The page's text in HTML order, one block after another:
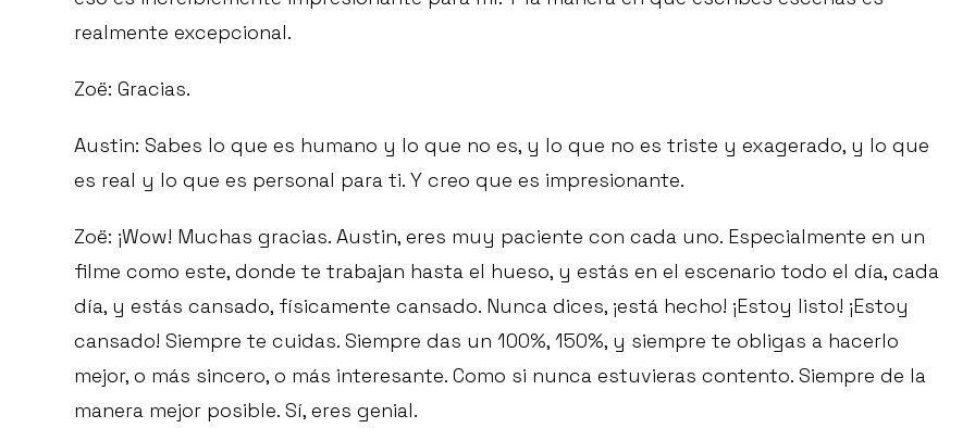
realmente excepcional.
Zoë: Gracias.
Austin: Sabes lo que es humano y lo que no es, y lo que no es triste y exagerado, y lo que
es real y lo que es personal para ti. Y creo que es impresionante.
Zoë: ¡Wow! Muchas gracias. Austin, eres muy paciente con cada uno. Especialmente en un
filme como este, donde te trabajan hasta el hueso, y estás en el escenario todo el día, cada
día, y estás cansado, físicamente cansado. Nunca dices, ¡está hecho! ¡Estoy listo! ¡Estoy
cansado! Siempre te cuidas. Siempre das un 100%, 150%, y siempre te obligas a hacerlo
mejor, o más sincero, o más interesante. Como si nunca estuvieras contento. Siempre de la
manera mejor posible. Sí, eres genial.